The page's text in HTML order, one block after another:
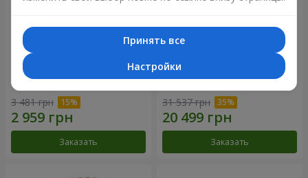
Корзина альстромерий
"Акварель"
3 481 грн
Заказать
301 красная роза
31 537 грн
Заказать
Принять все
Настройки